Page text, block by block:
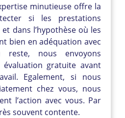
minutieuse offre la
si les prestations
dans l’hypothèse où les
bien en adéquation avec
reste, nous envoyons
gratuite avant
Egalement, si nous
chez vous, nous
l’action avec vous. Par
souvent contente.